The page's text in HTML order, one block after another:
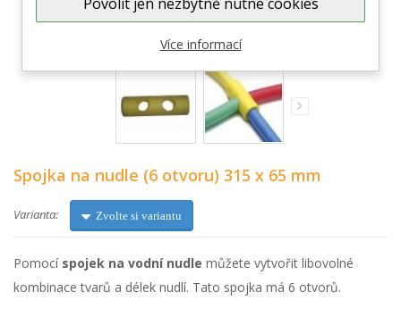
Zobrazit větší
Spojka na nudle (6 otvoru) 315 x 65 mm
Varianta: Zvolte si variantu
Pomocí spojek na vodní nudle můžete vytvořit libovolné
kombinace tvarů a délek nudlí. Tato spojka má 6 otvorů.
Více informací